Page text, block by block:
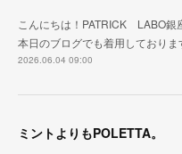
こんにちは！PATRICK LABO銀
本日のブログでも着用しており
2026.06.04 09:00
ミントよりもPOLETTA。